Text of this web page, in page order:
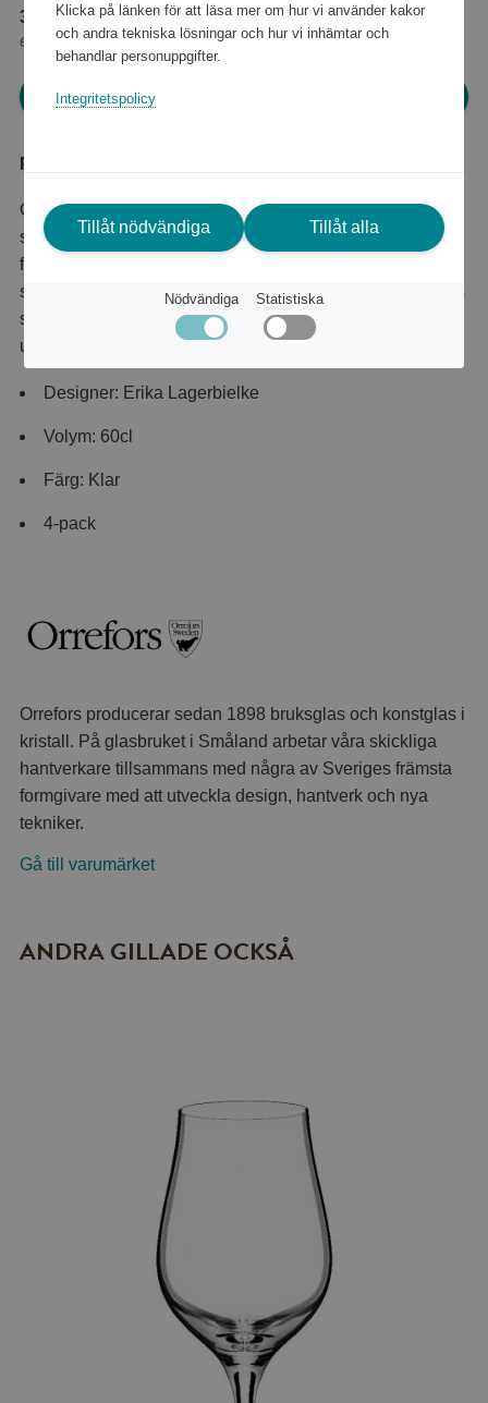
30 800 poäng
eller
385 kr
Logga in för att kunna handla
Produktbeskrivning
Ölglaset Beer Lager tillhör Erika Lagerbielke's serie Beer
som består av ölglas för finsmakaren såväl som för
festprissen. Glas som låter ölet spela sin egen melodi och
släppa fram alla de fantastiska smaktoner det bär på. Glas
som gör att du inte längre nöjer dig med ”en stor stark”
utan något så mycket bättre.
Designer: Erika Lagerbielke
Volym: 60cl
Färg: Klar
4-pack
Orrefors producerar sedan 1898 bruksglas och konstglas i
kristall. På glasbruket i Småland arbetar våra skickliga
hantverkare tillsammans med några av Sveriges främsta
formgivare med att utveckla design, hantverk och nya
tekniker.
Gå till varumärket
ANDRA GILLADE OCKSÅ
Klicka på länken för att läsa mer om hur vi använder kakor
och andra tekniska lösningar och hur vi inhämtar och
behandlar personuppgifter.
Integritetspolicy
Tillåt nödvändiga Tillåt alla
Nödvändiga Statistiska